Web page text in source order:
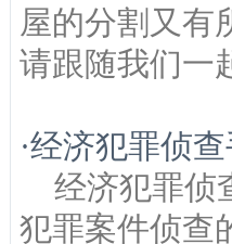
屋的分割又有
请跟随我们一
·经济犯罪侦
经济犯罪侦
犯罪案件侦查